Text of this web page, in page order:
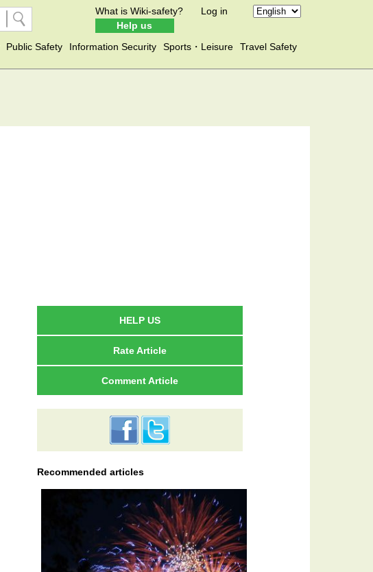
What is Wiki-safety?
Help us
Log in
Public Safety Information Security Sports・Leisure
Travel Safety
HELP US
Rate Article
Comment Article
Recommended articles